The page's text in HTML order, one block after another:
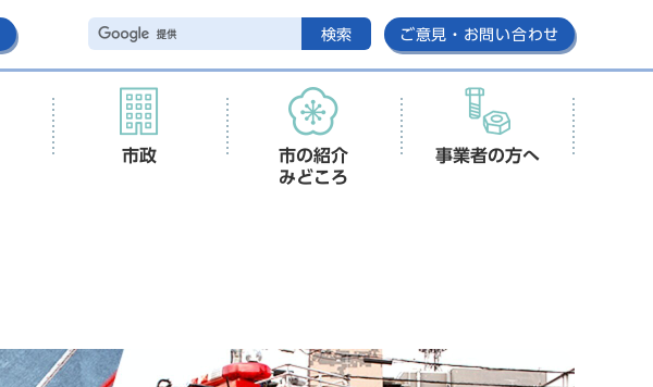
検索 ご意見・お問い合わせ
市政
市の紹介
みどころ
事業者の方へ